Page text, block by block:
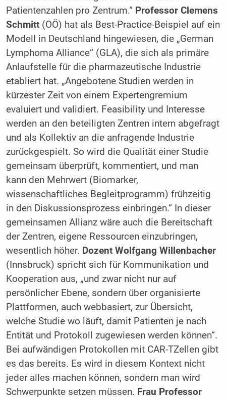
Patientenzahlen pro Zentrum.“ Professor Clemens
Schmitt (OÖ) hat als Best-Practice-Beispiel auf ein
Modell in Deutschland hingewiesen, die „German
Lymphoma Alliance“ (GLA), die sich als primäre
Anlaufstelle für die pharmazeutische Industrie
etabliert hat. „Angebotene Studien werden in
kürzester Zeit von einem Expertengremium
evaluiert und validiert. Feasibility und Interesse
werden an den beteiligten Zentren intern abgefragt
und als Kollektiv an die anfragende Industrie
zurückgespielt. So wird die Qualität einer Studie
gemeinsam überprüft, kommentiert, und man
kann den Mehrwert (Biomarker,
wissenschaftliches Begleitprogramm) frühzeitig
in den Diskussionsprozess einbringen.“ In dieser
gemeinsamen Allianz wäre auch die Bereitschaft
der Zentren, eigene Ressourcen einzubringen,
wesentlich höher. Dozent Wolfgang Willenbacher
(Innsbruck) spricht sich für Kommunikation und
Kooperation aus, „und zwar nicht nur auf
persönlicher Ebene, sondern über organisierte
Plattformen, auch webbasiert, zur Übersicht,
welche Studie wo läuft, damit Patienten je nach
Entität und Protokoll zugewiesen werden können“.
Bei aufwändigen Protokollen mit CAR-TZellen gibt
es das bereits. Es wird in diesem Kontext nicht
jeder alles machen können, sondern man wird
Schwerpunkte setzen müssen. Frau Professor